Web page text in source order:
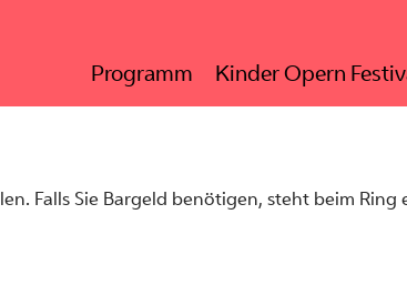
Programm Kinder Opern
Falls Sie Bargeld benötigen, steht beim Ring